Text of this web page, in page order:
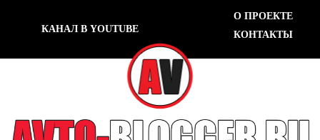
КАНАЛ В YOUTUBE
О ПРОЕКТЕ
КОНТАКТЫ